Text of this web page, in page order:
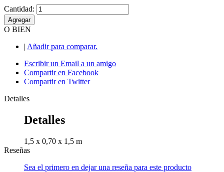
Cantidad:
Agregar
O BIEN
| Añadir para comparar.
Escribir un Email a un amigo
Compartir en Facebook
Compartir en Twitter
Detalles
Detalles
1,5 x 0,70 x 1,5 m
Reseñas
Sea el primero en dejar una reseña para este producto